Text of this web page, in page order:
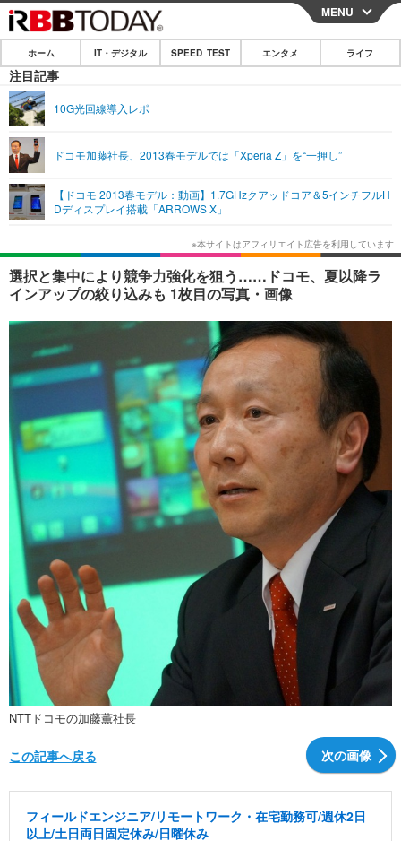
CLOSE
ホーム
IT・デジタル
ショッピング その他
SPEED TEST
エンタメ
エンタメTOP
韓国・芸能
音楽 スポーツ
ショッピング その他
ライフ
ライフTOP グルメ
ペット ショッピング
その他
リリース一覧
プッシュ通知の停止方法
MENU
ホーム IT・デジタル SPEED TEST エンタメ ライフ
注目記事
10G光回線導入レポ
ドコモ加藤社長、2013春モデルでは「Xperia Z」を“一押し”
【ドコモ 2013春モデル：動画】1.7GHzクアッドコア＆5インチフルH
Dディスプレイ搭載「ARROWS X」
選択と集中により競争力強化を狙う……ドコモ、夏以降ラ
インアップの絞り込みも 1枚目の写真・画像
NTTドコモの加藤薫社長
次の画像
この記事へ戻る
フィールドエンジニア/リモートワーク・在宅勤務可/週休2日
以上/土日両日固定休み/日曜休み